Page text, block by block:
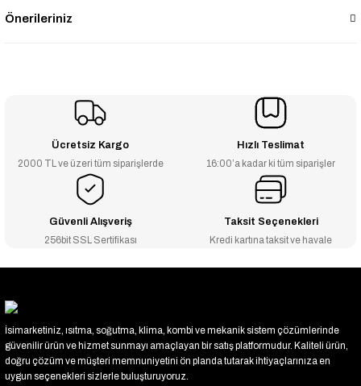
Önerileriniz
Ücretsiz Kargo
2000 TL ve üzeri tüm siparişlerde
Hızlı Teslimat
16:00’a kadar ki tüm siparişler
Güvenli Alışveriş
256bit SSL Sertifikası
Taksit Seçenekleri
Kredi kartına taksit ve havale
İsimarketiniz, ısıtma, soğutma, klima, kombi ve mekanik sistem çözümlerinde
güvenilir ürün ve hizmet sunmayı amaçlayan bir satış platformudur. Kaliteli ürün,
doğru çözüm ve müşteri memnuniyetini ön planda tutarak ihtiyaçlarınıza en
uygun seçenekleri sizlerle buluşturuyoruz.